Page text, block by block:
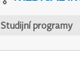
Studijní programy